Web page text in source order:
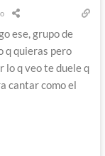
ese, grupo de
q quieras pero
lo q veo te duele q
cantar como el